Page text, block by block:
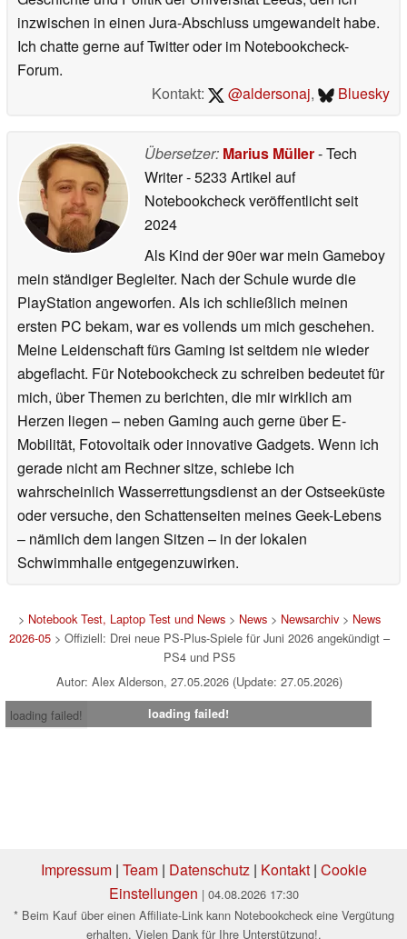
inzwischen in einen Jura-Abschluss umgewandelt habe.
Ich chatte gerne auf Twitter oder im Notebookcheck-
Forum.
Kontakt:
@aldersonaj, Bluesky
Übersetzer: Marius Müller- Tech
Writer- 5233 Artikel auf
Notebookcheck veröffentlichtseit
2024
Als Kind der 90er war mein Gameboy
mein ständiger Begleiter. Nach der Schule wurde die
PlayStation angeworfen. Als ich schließlich meinen
ersten PC bekam, war es vollends um mich geschehen.
Meine Leidenschaft fürs Gaming ist seitdem nie wieder
abgeflacht. Für Notebookcheck zu schreiben bedeutet für
mich, über Themen zu berichten, die mir wirklich am
Herzen liegen – neben Gaming auch gerne über E-
Mobilität, Fotovoltaik oder innovative Gadgets. Wenn ich
gerade nicht am Rechner sitze, schiebe ich
wahrscheinlich Wasserrettungsdienst an der Ostseeküste
oder versuche, den Schattenseiten meines Geek-Lebens
– nämlich dem langen Sitzen – in der lokalen
Schwimmhalle entgegenzuwirken.
> Notebook Test, Laptop Test und News> News> Newsarchiv> News
2026-05> Offiziell: Drei neue PS-Plus-Spiele für Juni 2026 angekündigt –
PS4 und PS5
Autor: Alex Alderson, 27.05.2026 (Update: 27.05.2026)
loading failed!
loading failed!
Impressum| Team| Datenschutz| Kontakt| Cookie
Einstellungen | 04.08.2026 17:30
* Beim Kauf über einen Affiliate-Link kann Notebookcheck eine Vergütung
erhalten. Vielen Dank für Ihre Unterstützung!.